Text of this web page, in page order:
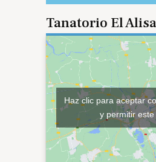
Tanatorio El
Haz clic para aceptar
y permitir